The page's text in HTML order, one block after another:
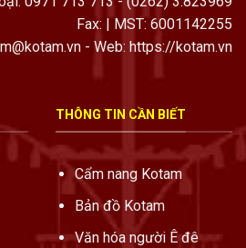
Fax: | MST: 6001142255
- Web: https://kotam.vn
THÔNG TIN CẦN BIẾT
Cẩm nang Kotam
Bản đồ Kotam
Văn hóa người Ê đê